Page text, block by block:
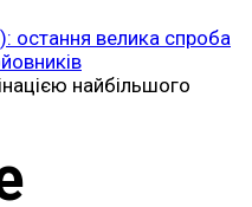
остання велика спроба
найбільшого